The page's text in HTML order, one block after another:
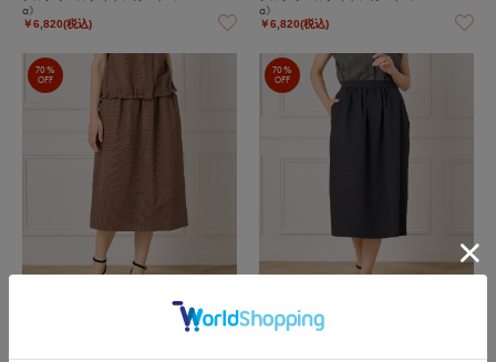
a》
￥6,820(税込)
a》
￥6,820(税込)
70%
OFF
70%
OFF